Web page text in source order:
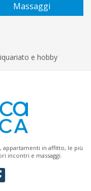
Massaggi
e hobby
appartamenti in affitto, le più
incontri e massaggi.